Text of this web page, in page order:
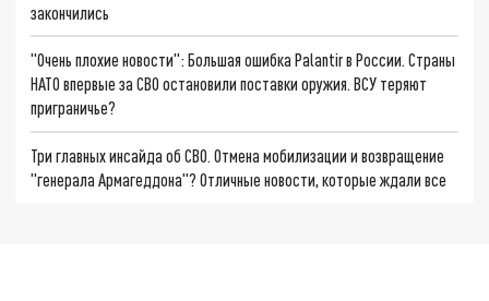
закончились
"Очень плохие новости": Большая ошибка Palantir в России. Страны
НАТО впервые за СВО остановили поставки оружия. ВСУ теряют
приграничье?
Три главных инсайда об СВО. Отмена мобилизации и возвращение
"генерала Армагеддона"? Отличные новости, которые ждали все